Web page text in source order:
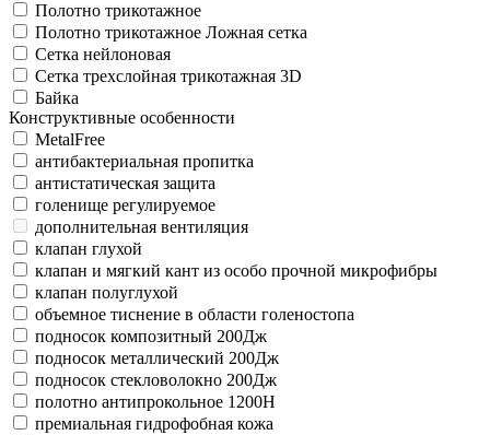
Полотно трикотажное
Полотно трикотажное Ложная сетка
Сетка нейлоновая
Сетка трехслойная трикотажная 3D
Байка
Конструктивные особенности
MetalFree
антибактериальная пропитка
антистатическая защита
голенище регулируемое
дополнительная вентиляция
клапан глухой
клапан и мягкий кант из особо прочной микрофибры
клапан полуглухой
объемное тиснение в области голеностопа
подносок композитный 200Дж
подносок металлический 200Дж
подносок стекловолокно 200Дж
полотно антипрокольное 1200Н
премиальная гидрофобная кожа